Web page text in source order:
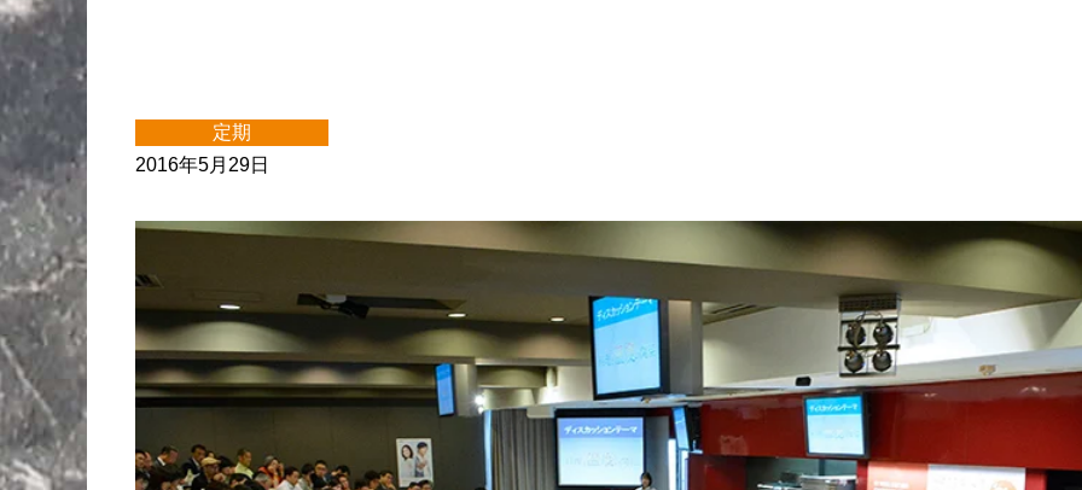
定期
2016年5月29日